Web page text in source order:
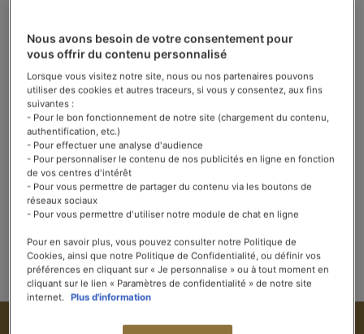
4,90 €
La boîte de 10 capsules
Soyez le premier à commenter ce produit
En stock
Nous avons besoin de votre consentement pour
vous offrir du contenu personnalisé
Lorsque vous visitez notre site, nous ou nos partenaires pouvons
utiliser des cookies et autres traceurs, si vous y consentez, aux fins
suivantes :
- Pour le bon fonctionnement de notre site (chargement du contenu,
authentification, etc.)
- Pour effectuer une analyse d'audience
- Pour personnaliser le contenu de nos publicités en ligne en fonction
de vos centres d'intérêt
- Pour vous permettre de partager du contenu via les boutons de
réseaux sociaux
- Pour vous permettre d'utiliser notre module de chat en ligne
Pour en savoir plus, vous pouvez consulter notre Politique de
Cookies, ainsi que notre Politique de Confidentialité, ou définir vos
préférences en cliquant sur « Je personnalise » ou à tout moment en
cliquant sur le lien « Paramètres de confidentialité » de notre site
internet. Plus d'information